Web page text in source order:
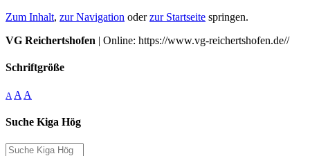
Zum Inhalt, zur Navigation oderzur Startseite springen.
VG Reichertshofen | Online: https://www.vg-reichertshofen.de//
Schriftgröße
A A A
Suche Kiga Hög